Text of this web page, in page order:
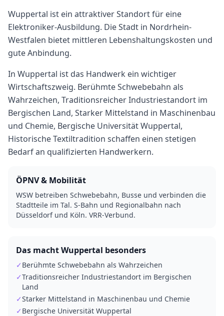
Wuppertal ist ein attraktiver Standort für eine
Elektroniker-Ausbildung. Die Stadt in Nordrhein-
Westfalen bietet mittleren Lebenshaltungskosten und
gute Anbindung.
In Wuppertal ist das Handwerk ein wichtiger
Wirtschaftszweig. Berühmte Schwebebahn als
Wahrzeichen, Traditionsreicher Industriestandort im
Bergischen Land, Starker Mittelstand in Maschinenbau
und Chemie, Bergische Universität Wuppertal,
Historische Textiltradition schaffen einen stetigen
Bedarf an qualifizierten Handwerkern.
ÖPNV & Mobilität
WSW betreiben Schwebebahn, Busse und verbinden die
Stadtteile im Tal. S-Bahn und Regionalbahn nach
Düsseldorf und Köln. VRR-Verbund.
Das machtWuppertal besonders
✓ Berühmte Schwebebahn als Wahrzeichen
✓Traditionsreicher Industriestandort im Bergischen
Land
✓Starker Mittelstand in Maschinenbau und Chemie
✓ Bergische Universität Wuppertal